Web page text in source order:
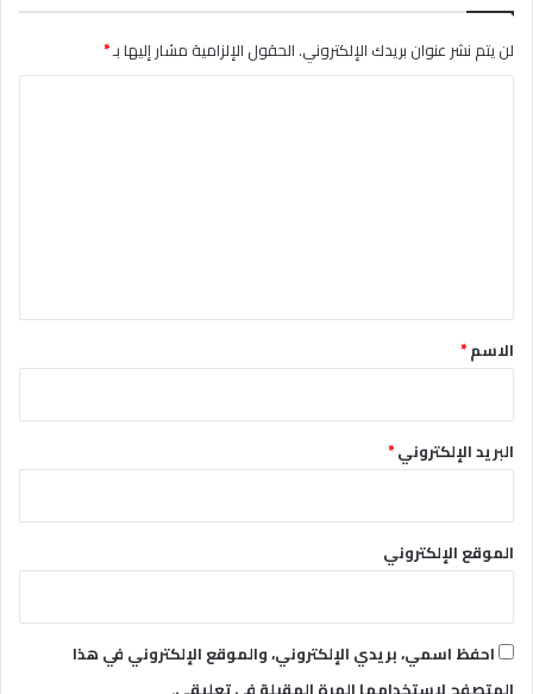
لن يتم نشر عنوان بريدك الإلكتروني.الحقول الإلزامية مشار إليها بـ*
*الاسم*
البريد الإلكتروني*
الموقع الإلكتروني
احفظ اسمي، بريدي الإلكتروني، والموقع الإلكتروني في هذا